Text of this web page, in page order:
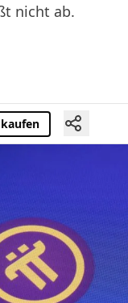
nicht ab.